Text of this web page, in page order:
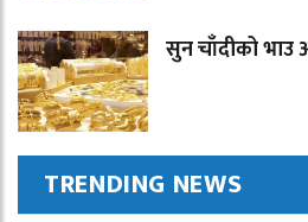
सुन चाँदीको
TRENDING NEWS